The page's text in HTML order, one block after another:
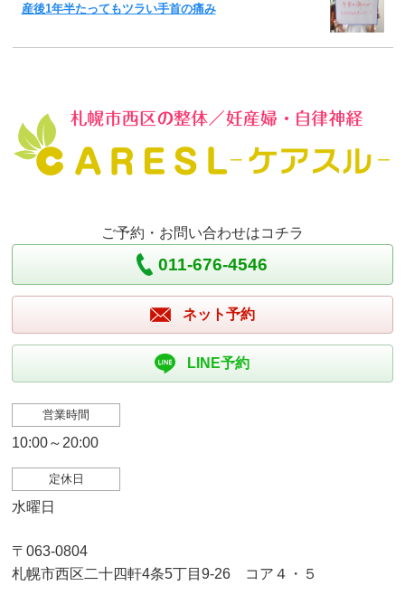
産後1年半たってもツラい手首の痛み
ご予約・お問い合わせはコチラ
011-676-4546
ネット予約
LINE予約
営業時間
10:00～20:00
定休日
水曜日
〒063-0804
札幌市西区二十四軒4条5丁目9-26 コア４・５